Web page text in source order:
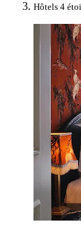
Hôtels 4